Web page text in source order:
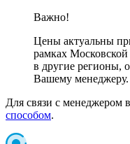
Важно!
Цены актуальны
рамках Московской
в другие регионы,
Вашему менеджеру.
Для связи с менеджером
способом.